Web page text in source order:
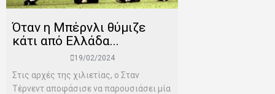
Όταν η Μπέρνλι θύμιζε
κάτι από Ελλάδα...
19/02/2024
Στις αρχές της χιλιετίας, ο Σταν
Τέρνεντ αποφάσισε να παρουσιάσει μία